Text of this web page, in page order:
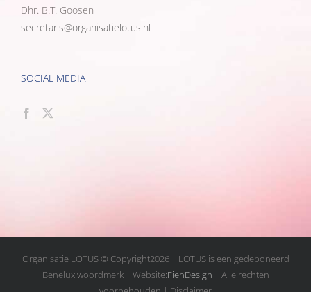
Dhr. B.T. Goosen
secretaris@organisatielotus.nl
SOCIAL MEDIA
Organisatie LOTUS © Copyright2026 | LOTUS is een gedeponeerd
Benelux woordmerk | Website:FienDesign | Alle rechten